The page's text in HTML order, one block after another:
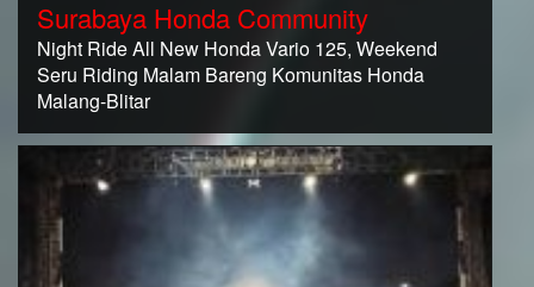
Surabaya Honda Community
Night Ride All New Honda Vario 125, Weekend
Seru Riding Malam Bareng Komunitas Honda
Malang-Blitar